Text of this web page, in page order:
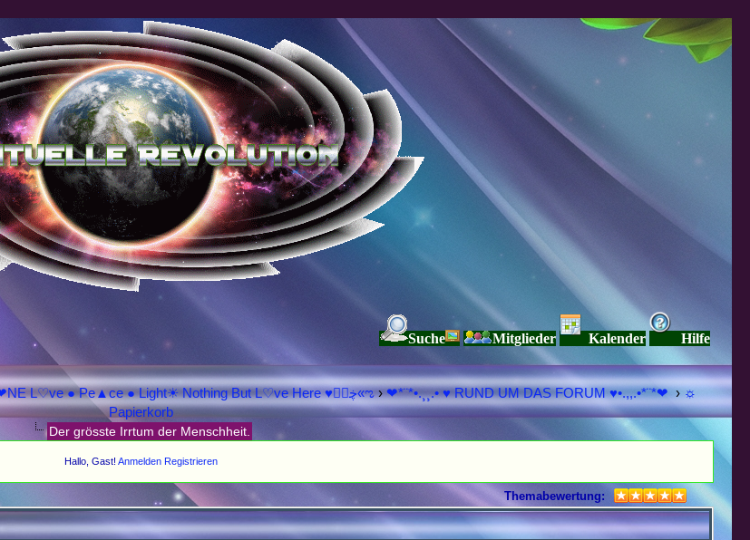
Suche Mitglieder Kalender Hilfe
♥ڿڰۣ«ಌ SPIRITUELLE Я Ξ √ Ω L U T ↑ ☼ N - Forum - WE ARE ALL ❤NE L♡ve ● Pe▲ce ● Light☀ Nothing But L♡ve Here ♥ڿڰۣ«ಌ›❤*¨*•.¸¸.• ♥ RUND UM DAS FORUM ♥•.,,.•*¨*❤› ☼
Papierkorb
Der grösste Irrtum der Menschheit.
Hallo, Gast! Anmelden Registrieren
Themabewertung: